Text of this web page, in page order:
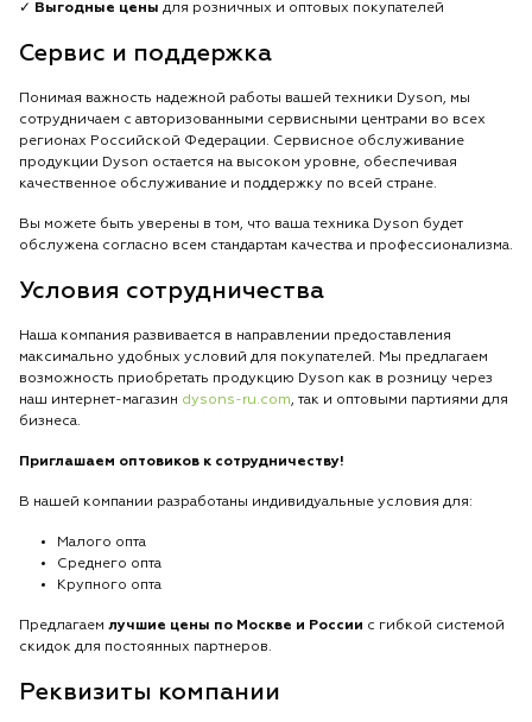
✓ Выгодные цены для розничных и оптовых покупателей
Сервис и поддержка
Понимая важность надежной работы вашей техники Dyson, мы
сотрудничаем с авторизованными сервисными центрами во всех
регионах Российской Федерации. Сервисное обслуживание
продукции Dyson остается на высоком уровне, обеспечивая
качественное обслуживание и поддержку по всей стране.
Вы можете быть уверены в том, что ваша техника Dyson будет
обслужена согласно всем стандартам качества и профессионализма.
Условия сотрудничества
Наша компания развивается в направлении предоставления
максимально удобных условий для покупателей. Мы предлагаем
возможность приобретать продукцию Dyson как в розницу через
наш интернет-магазин dysons-ru.com, так и оптовыми партиями для
бизнеса.
Приглашаем оптовиков к сотрудничеству!
В нашей компании разработаны индивидуальные условия для:
Малого опта
Среднего опта
Крупного опта
Предлагаем лучшие цены по Москве и России с гибкой системой
скидок для постоянных партнеров.
Реквизиты компании